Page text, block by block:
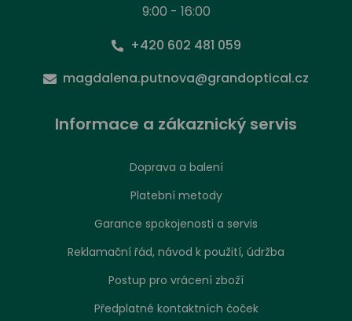
9:00 - 16:00
+420 602 481 059
magdalena.putnova@grandoptical.cz
Informace a zákaznický servis
Doprava a balení
Platební metody
Garance spokojenosti a servis
Reklamační řád, návod k použití, údržba
Postup pro vrácení zboží
Předplatné kontaktních čoček